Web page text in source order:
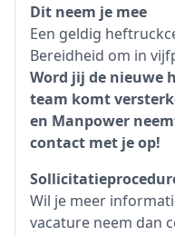
Dit neem je mee
Een geldig
Bereidheid om in
Word jij de nieuwe
team komt
en Manpower
contact met je op!
Wil je meer
vacature neem dan